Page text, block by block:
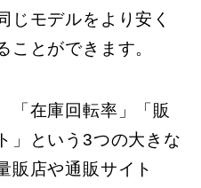
じモデルをより安く
ことができます。
「在庫回転率」「販
」という3つの大きな
販店や通販サイト